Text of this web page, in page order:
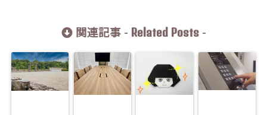
関連記事 - Related Posts-